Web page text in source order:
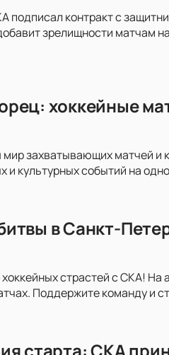
подписал контракт с
зрелищности матчам
хоккейные
захватывающих матчей и
и культурных событий на
в Санкт-
хоккейных страстей с СКА!
Поддержите команду и